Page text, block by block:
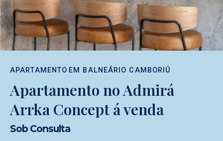
APARTAMENTO EM BALNEÁRIO CAMBORIÚ
Apartamento no Admirá
Arrka Concept á venda
Sob Consulta